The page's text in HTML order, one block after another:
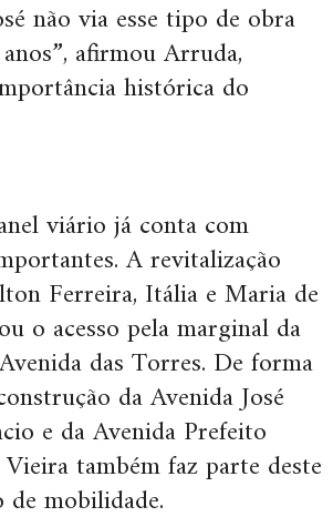
não via esse tipo de obra
afirmou Arruda,
histórica do
viário já conta com
A revitalização
Ferreira, Itália e Maria de
o acesso pela marginal da
das Torres. De forma
da Avenida José
e da Avenida Prefeito
também faz parte deste
mobilidade.